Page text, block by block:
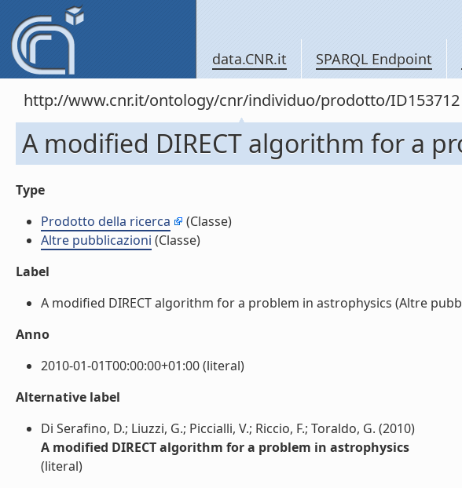
data.CNR.it SPARQL Endpoint
http://www.cnr.it/ontology/cnr/individuo/prodotto/ID153712
A modified DIRECT algorithm for a
Type
Prodotto della ricerca
(Classe)
Altre pubblicazioni (Classe)
Label
A modified DIRECT algorithm for a problem in astrophysics (Altre
Anno
2010-01-01T00:00:00+01:00 (literal)
Alternative label
Di Serafino, D.; Liuzzi, G.; Piccialli, V.; Riccio, F.; Toraldo, G. (2010)
A modified DIRECT algorithm for a problem in astrophysics
(literal)